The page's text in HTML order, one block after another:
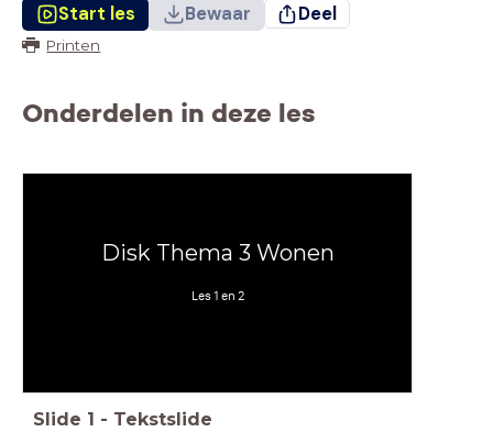
Start les Bewaar Deel
Printen
Onderdelen in deze les
Disk Thema 3 Wonen
Les 1 en 2
Slide 1 - Tekstslide